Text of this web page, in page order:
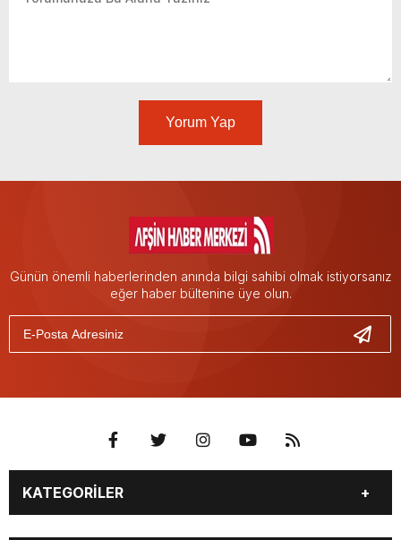
Yorum Yap
Günün önemli haberlerinden anında bilgi sahibi olmak istiyorsanız
eğer haber bültenine üye olun.
KATEGORİLER
EĞİTİM EKONOMİ